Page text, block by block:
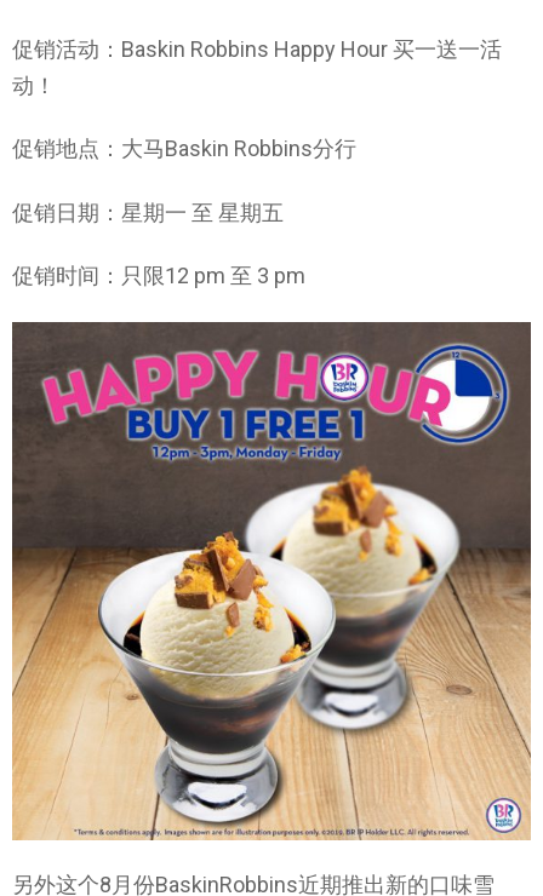
促销活动：Baskin Robbins Happy Hour 买一送一活
动！
促销地点：大马Baskin Robbins分行
促销日期：星期一 至 星期五
促销时间：只限12 pm 至 3 pm
另外这个8月份BaskinRobbins近期推出新的口味雪